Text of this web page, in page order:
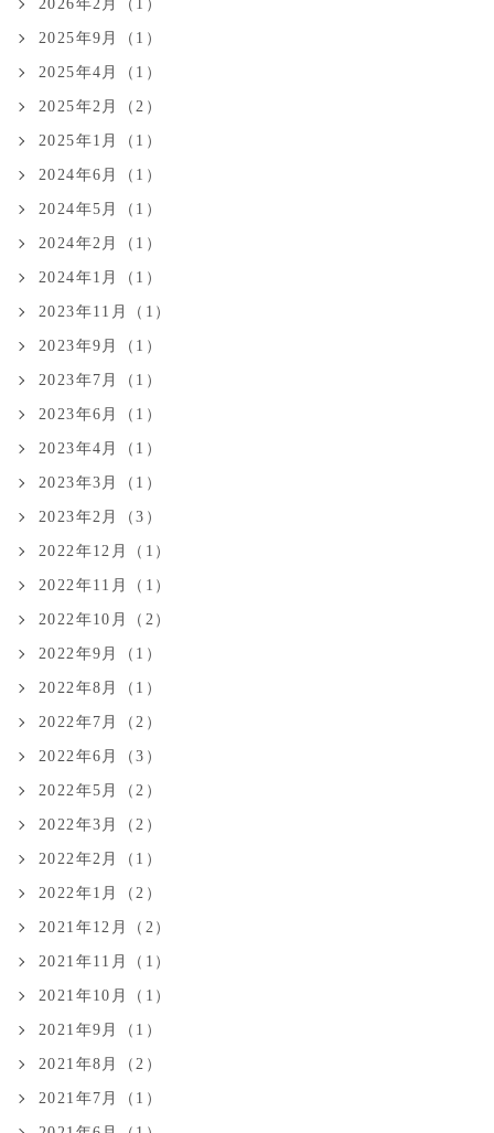
2026年2月（1）
2025年9月（1）
2025年4月（1）
2025年2月（2）
2025年1月（1）
2024年6月（1）
2024年5月（1）
2024年2月（1）
2024年1月（1）
2023年11月（1）
2023年9月（1）
2023年7月（1）
2023年6月（1）
2023年4月（1）
2023年3月（1）
2023年2月（3）
2022年12月（1）
2022年11月（1）
2022年10月（2）
2022年9月（1）
2022年8月（1）
2022年7月（2）
2022年6月（3）
2022年5月（2）
2022年3月（2）
2022年2月（1）
2022年1月（2）
2021年12月（2）
2021年11月（1）
2021年10月（1）
2021年9月（1）
2021年8月（2）
2021年7月（1）